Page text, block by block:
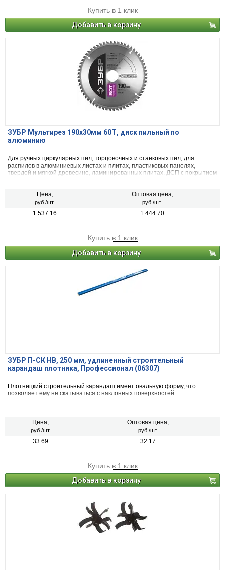
Купить в 1 клик
Добавить в корзину
ЗУБР Мультирез 190х30мм 60Т, диск пильный по
алюминию
Для ручных циркулярных пил, торцовочных и станковых пил, для
распилов в алюминиевых листах и плитах, пластиковых панелях,
твердой и мягкой древесине, ламинированных плитах, ДСП с покрытием
Цена,
руб./шт.
Оптовая цена,
руб./шт.
1 537.16 1 444.70
Купить в 1 клик
Добавить в корзину
ЗУБР П-СК HB, 250 мм, удлиненный строительный
карандаш плотника, Профессионал (06307)
Плотницкий строительный карандаш имеет овальную форму, что
позволяет ему не скатываться с наклонных поверхностей.
Цена,
руб./шт.
Оптовая цена,
руб./шт.
33.69 32.17
Купить в 1 клик
Добавить в корзину